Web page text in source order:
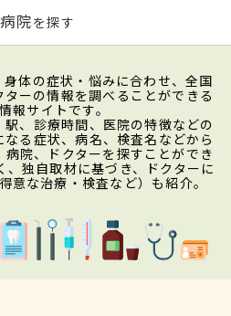
病院を探す
身体の症状・悩みに合わせ、全国
ーの情報を調べることができる
報サイトです。
、診療時間、医院の特徴などの
る症状、病名、検査名などから
院、ドクターを探すことができ
、独自取材に基づき、ドクターに
意な治療・検査など）も紹介。